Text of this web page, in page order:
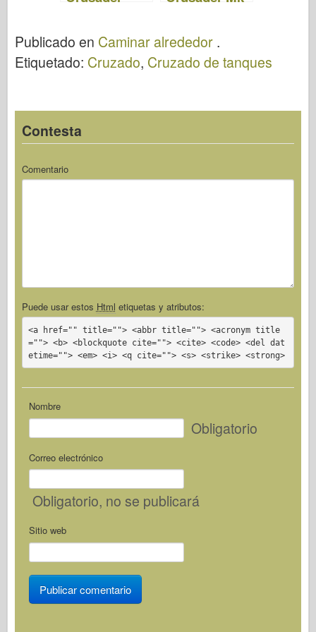
Camina por
ahí
Publicado en Caminar alrededor .
Etiquetado: Cruzado, Cruzado de tanques
Contesta
Comentario
Puede usar estos Html etiquetas y atributos:
<a href="" title=""> <abbr title=""> <acronym title
=""> <b> <blockquote cite=""> <cite> <code> <del dat
etime=""> <em> <i> <q cite=""> <s> <strike> <strong>
Nombre
Obligatorio
Correo electrónico
Obligatorio, no se publicará
Sitio web